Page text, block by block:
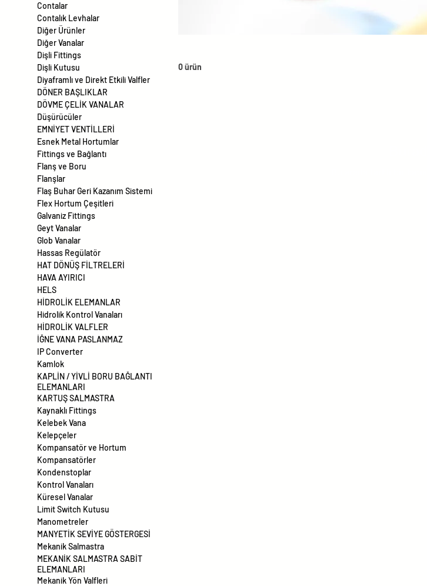
Contalar
Contalık Levhalar
Diğer Ürünler
Diğer Vanalar
Dişli Fittings
Dişli Kutusu
Diyaframlı ve Direkt Etkili Valfler
DÖNER BAŞLIKLAR
DÖVME ÇELİK VANALAR
Düşürücüler
EMNİYET VENTİLLERİ
Esnek Metal Hortumlar
Fittings ve Bağlantı
Flanş ve Boru
Flanşlar
Flaş Buhar Geri Kazanım Sistemi
Flex Hortum Çeşitleri
Galvaniz Fittings
Geyt Vanalar
Glob Vanalar
Hassas Regülatör
HAT DÖNÜŞ FİLTRELERİ
HAVA AYIRICI
HELS
HİDROLİK ELEMANLAR
Hidrolik Kontrol Vanaları
HİDROLİK VALFLER
İĞNE VANA PASLANMAZ
IP Converter
Kamlok
KAPLİN / YİVLİ BORU BAĞLANTI
ELEMANLARI
KARTUŞ SALMASTRA
Kaynaklı Fittings
Kelebek Vana
Kelepçeler
Kompansatör ve Hortum
Kompansatörler
Kondenstoplar
Kontrol Vanaları
Küresel Vanalar
Limit Switch Kutusu
Manometreler
MANYETİK SEVİYE GÖSTERGESİ
Mekanik Salmastra
MEKANİK SALMASTRA SABİT
ELEMANLARI
Mekanik Yön Valfleri
0 ürün